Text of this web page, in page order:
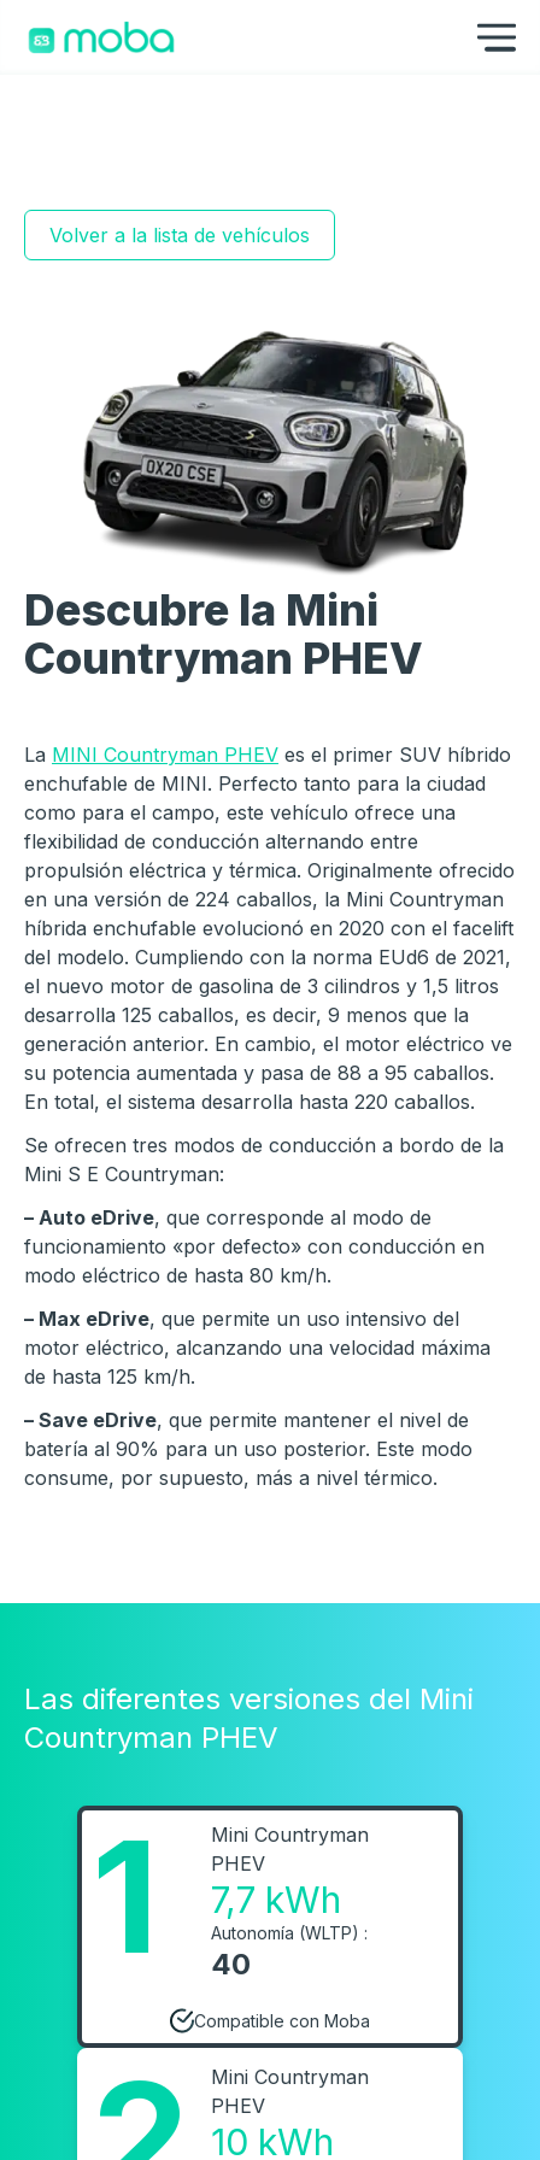
Volver a la lista de vehículos
Descubre la Mini
Countryman PHEV
La MINI Countryman PHEV es el primer SUV híbrido
enchufable de MINI. Perfecto tanto para la ciudad
como para el campo, este vehículo ofrece una
flexibilidad de conducción alternando entre
propulsión eléctrica y térmica. Originalmente ofrecido
en una versión de 224 caballos, la Mini Countryman
híbrida enchufable evolucionó en 2020 con el facelift
del modelo. Cumpliendo con la norma EUd6 de 2021,
el nuevo motor de gasolina de 3 cilindros y 1,5 litros
desarrolla 125 caballos, es decir, 9 menos que la
generación anterior. En cambio, el motor eléctrico ve
su potencia aumentada y pasa de 88 a 95 caballos.
En total, el sistema desarrolla hasta 220 caballos.
Se ofrecen tres modos de conducción a bordo de la
Mini S E Countryman:
– Auto eDrive, que corresponde al modo de
funcionamiento «por defecto» con conducción en
modo eléctrico de hasta 80 km/h.
– Max eDrive, que permite un uso intensivo del
motor eléctrico, alcanzando una velocidad máxima
de hasta 125 km/h.
– Save eDrive, que permite mantener el nivel de
batería al 90% para un uso posterior. Este modo
consume, por supuesto, más a nivel térmico.
Las diferentes versiones del Mini
Countryman PHEV
1
Mini Countryman
PHEV
7,7 kWh
Autonomía (WLTP) :
40
Compatible con Moba
Mini Countryman
PHEV
10 kWh